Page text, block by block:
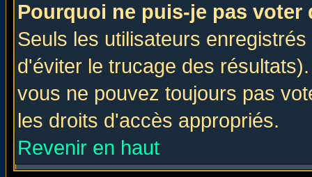
Pourquoi ne puis-je pas voter
Seuls les utilisateurs
d'éviter le trucage des
vous ne pouvez toujours pas
les droits d'accès appropriés.
Revenir en haut